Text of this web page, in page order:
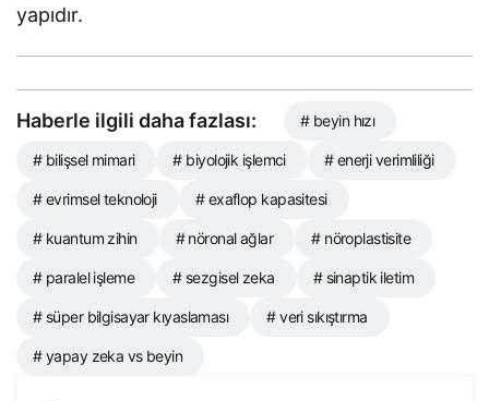
yapıdır.
Haberle ilgili daha fazlası: # beyin hızı
# bilişsel mimari # biyolojik işlemci # enerji verimliliği
# evrimsel teknoloji # exaflop kapasitesi
# kuantum zihin # nöronal ağlar # nöroplastisite
# paralel işleme # sezgisel zeka # sinaptik iletim
# süper bilgisayar kıyaslaması # veri sıkıştırma
# yapay zeka vs beyin